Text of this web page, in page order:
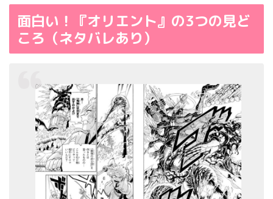
面白い！『オリエント』の3つの見ど
ころ（ネタバレあり）